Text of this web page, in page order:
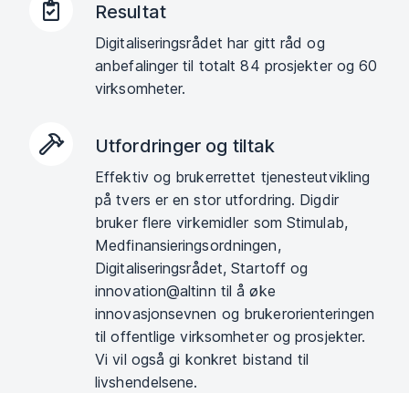
Resultat
Digitaliseringsrådet har gitt råd og
anbefalinger til totalt 84 prosjekter og 60
virksomheter.
Utfordringer og tiltak
Effektiv og brukerrettet tjenesteutvikling
på tvers er en stor utfordring. Digdir
bruker flere virkemidler som Stimulab,
Medfinansieringsordningen,
Digitaliseringsrådet, Startoff og
innovation@altinn til å øke
innovasjonsevnen og brukerorienteringen
til offentlige virksomheter og prosjekter.
Vi vil også gi konkret bistand til
livshendelsene.